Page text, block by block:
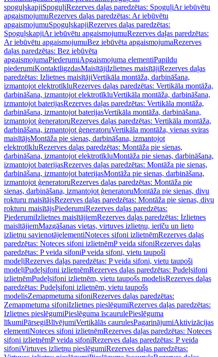
spoguļskapjiSpoguļiRezerves daļas paredzētas: SpoguļiAr iebūvētu
apgaismojumuRezerves daļas paredzētas: Ar iebūvētu
apgaismojumuSpoguļskapjiRezerves daļas paredzētas:
SpoguļskapjiAr iebūvētu apgaismojumuRezerves daļas paredzētas:
Ar iebūvētu apgaismojumuBez iebūvēta apgaismojumaRezerves
daļas paredzētas: Bez iebūvēta
apgaismojumaPiederumiApgaismojuma elementiPapildu
piederumiKontaktligzdasMaisītājiIzlietnes maisītājiRezerves daļas
paredzētas: Izlietnes maisītājiVertikāla montāža, darbināšana,
izmantojot elektrotīkluRezerves daļas paredzētas: Vertikāla montāža,
darbināšana, izmantojot elektrotīkluVertikāla montāža, darbināšana,
izmantojot baterijasRezerves daļas paredzētas: Vertikāla montāža,
darbināšana, izmantojot baterijasVertikāla montāža, darbināšana,
izmantojot ģeneratoruRezerves daļas paredzētas: Vertikāla montāža,
darbināšana, izmantojot ģeneratoruVertikāla montāža, vienas sviras
maisītājsMontāža pie sienas, darbināšana, izmantojot
elektrotīkluRezerves daļas paredzētas: Montāža pie sienas,
darbināšana, izmantojot elektrotīkluMontāža pie sienas, darbināšana,
izmantojot baterijasRezerves daļas paredzētas: Montāža pie sienas,
darbināšana, izmantojot baterijasMontāža pie sienas, darbināšana,
izmantojot ģeneratoruRezerves daļas paredzētas: Montāža pie
sienas, darbināšana, izmantojot ģeneratoruMontāža pie sienas, divu
rokturu maisītājsRezerves daļas paredzētas: Montāža pie sienas, divu
rokturu maisītājsPiederumiRezerves daļas paredzētas:
PiederumiIzlietnes maisītājiemRezerves daļas paredzētas: Izlietnes
maisītājiemMazgāšanas vietas, virtuves izlietņu, ierīču un lieto
izlietņu savienotājelementiNoteces sifoni izlietnēmRezerves daļas
paredzētas: Noteces sifoni izlietnēmP veida sifoniRezerves daļas
paredzētas: P veida sifoniP veida sifoni, vietu taupoši
modeļiRezerves daļas paredzētas: P veida sifoni, vietu taupoši
modeļiPudeļsifoni izlietnēmRezerves daļas paredzētas: Pudeļsifoni
izlietnēmPudeļsifoni izlietnēm, vietu taupošs modelisRezerves daļas
paredzētas: Pudeļsifoni izlietnēm, vietu taupošs
modelisZemapmetuma sifoniRezerves daļas paredzētas:
Zemapmetuma sifoniIzlietnes pieslēgumiRezerves daļas paredzētas:
Izlietnes pieslēgumiPieslēguma īscaurulePieslēguma
līkumiPārsegiBlīvējumiVertikālās caurulesPagarinājumiAktivizācijas
elementiNoteces sifoni izlietnēmRezerves daļas paredzētas: Noteces
sifoni izlietnēmP veida sifoniRezerves daļas paredzētas: P veida
sifoniVirtuves izlietņu pieslēgumiRezerves daļas paredzētas: